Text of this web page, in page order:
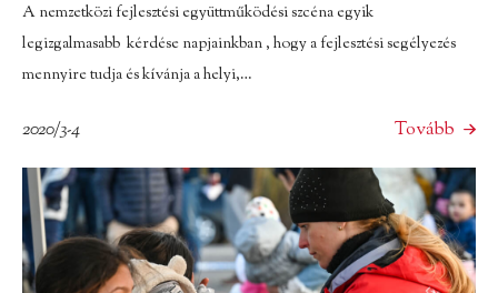
A nemzetközi fejlesztési együttműködési szcéna egyik
legizgalmasabb kérdése napjainkban , hogy a fejlesztési segélyezés
mennyire tudja és kívánja a helyi,…
2020/3-4 Tovább